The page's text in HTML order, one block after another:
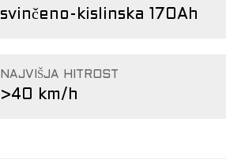
svinčeno-kislinska 170Ah
NAJVIŠJA HITROST
>40 km/h